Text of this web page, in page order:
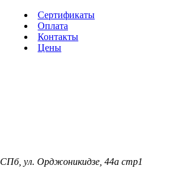
Сертификаты
Оплата
Контакты
Цены
СПб, ул. Орджоникидзе, 44а стр1